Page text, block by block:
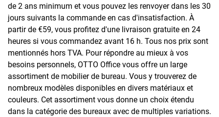
de 2 ans minimum et vous pouvez les renvoyer dans les 30
jours suivants la commande en cas d'insatisfaction. À
partir de €59, vous profitez d'une livraison gratuite en 24
heures si vous commandez avant 16 h. Tous nos prix sont
mentionnés hors TVA. Pour répondre au mieux à vos
besoins personnels, OTTO Office vous offre un large
assortiment de mobilier de bureau. Vous y trouverez de
nombreux modèles disponibles en divers matériaux et
couleurs. Cet assortiment vous donne un choix étendu
dans la catégorie des bureaux avec de multiples variations.